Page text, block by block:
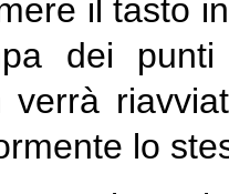
il tasto
dei
verrà
lo